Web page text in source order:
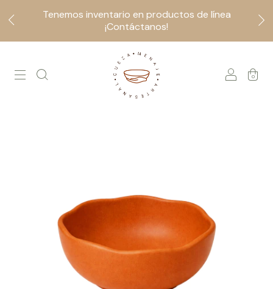
Tenemos inventario en productos de línea
¡Contáctanos!
0